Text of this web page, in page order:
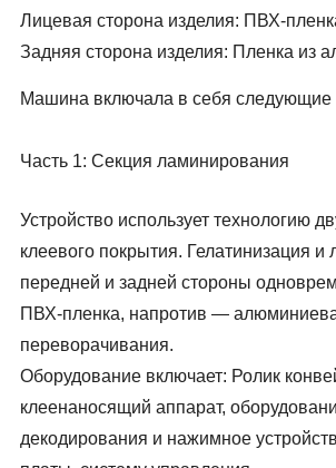
Лицевая сторона изделия: ПВХ-
Задняя сторона изделия: Пленка из
Машина включала в себя следующие
Часть 1: Секция ламинирования
Устройство использует технологию
клеевого покрытия. Гелатинизация и
передней и задней стороны
ПВХ-пленка, напротив —
переворачивания.
Оборудование включает: Ролик
клеенаносящий аппарат,
декодирования и нажимное